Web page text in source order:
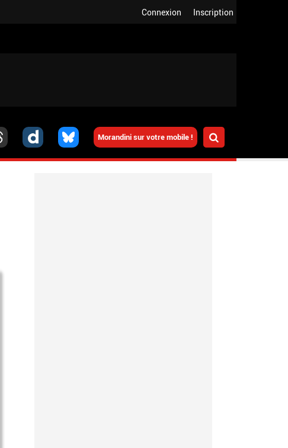
Inscription
Connexion
Morandini sur votre mobile !